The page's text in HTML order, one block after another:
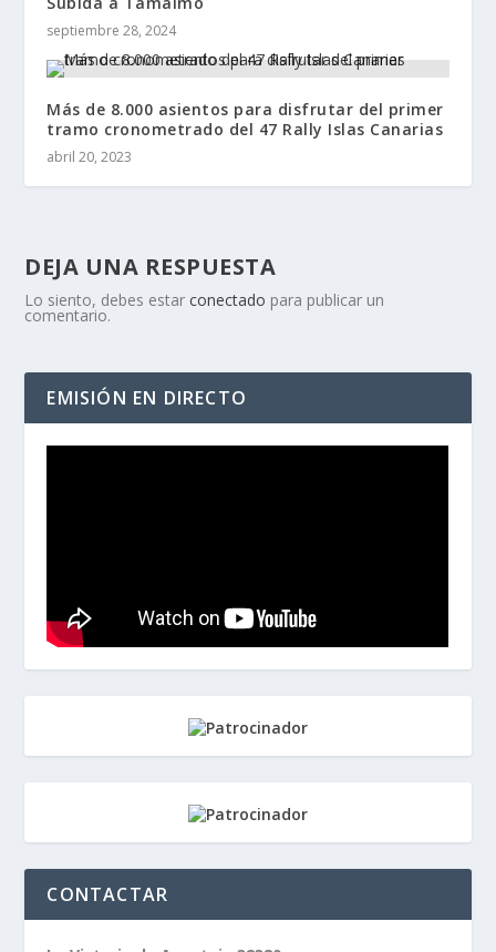
septiembre 28, 2024
Más de 8.000 asientos para disfrutar del primer
tramo cronometrado del 47 Rally Islas Canarias
abril 20, 2023
DEJA UNA RESPUESTA
Lo siento, debes estarconectado para publicar un
comentario.
EMISIÓN EN DIRECTO
CONTACTAR